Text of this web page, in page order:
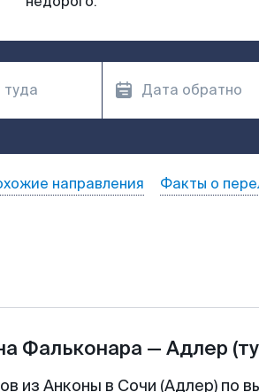
направления Факты о
Фальконара — Адлер
из Анконы в Сочи (Адлер) по